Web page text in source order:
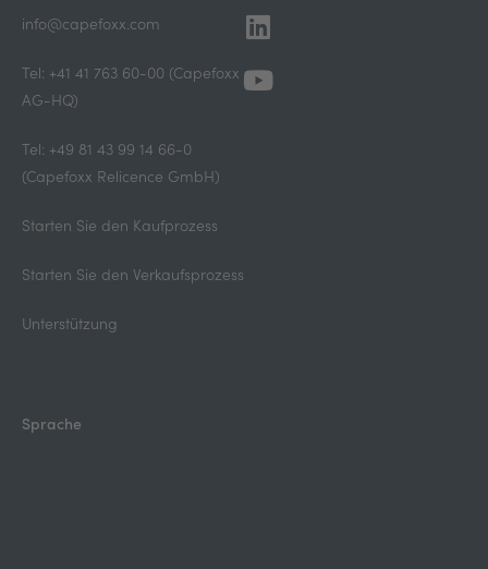
info@capefoxx.com
Tel: +41 41 763 60-00 (Capefoxx
AG-HQ)
Tel: +49 81 43 99 14 66-0
(Capefoxx Relicence GmbH)
Starten Sie den Kaufprozess
Starten Sie den Verkaufsprozess
Unterstützung
Linkedin
Youtube
Sprache